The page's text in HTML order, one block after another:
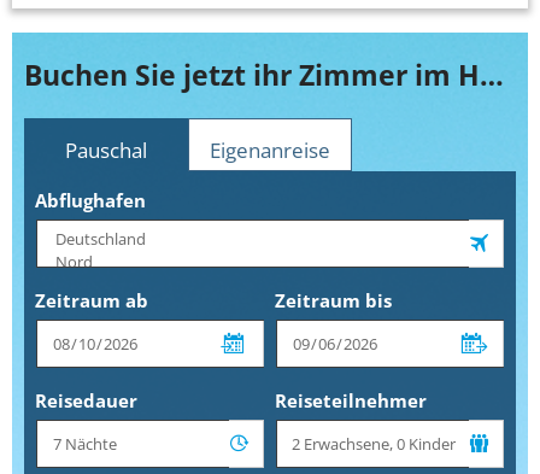
Buchen Sie jetzt ihr Zimmer im Hosteria La Luna
Pauschal Eigenanreise
Abflughafen
Zeitraum ab Zeitraum bis
Reisedauer Reiseteilnehmer